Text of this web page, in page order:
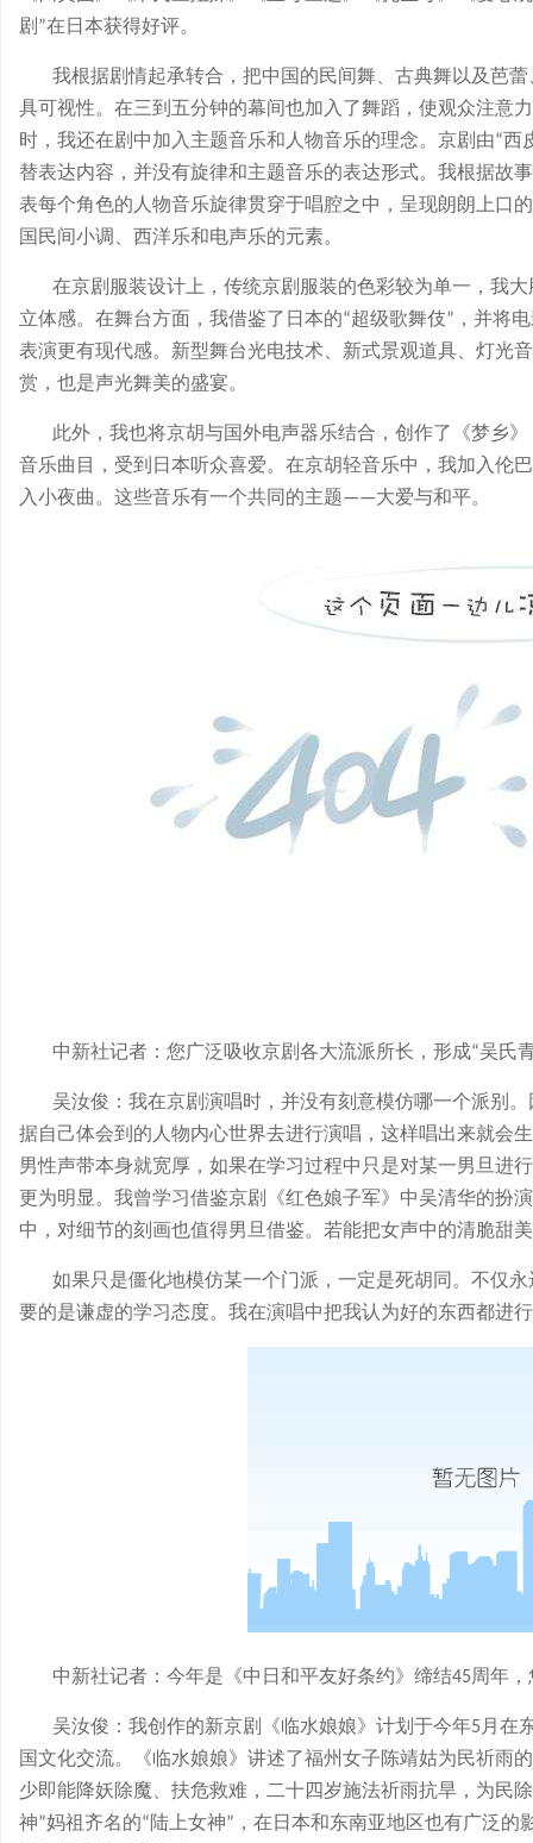
剧 ”在日本获得好评。
我根据剧情起承转合，把中国的民间舞、古典舞以及芭
具可视性。在三到五分钟的幕间也加入了舞蹈，使观众注意
时，我还在剧中加入主题音乐和人物音乐的理念。京剧由“西
替表达内容，并没有旋律和主题音乐的表达形式。我根据故
表每个角色的人物音乐旋律贯穿于唱腔之中，呈现朗朗上口
国民间小调、西洋乐和电声乐的元素。
在京剧服装设计上，传统京剧服装的色彩较为单一，我
立体感。在舞台方面，我借鉴了日本的“超级歌舞伎” ，并将
表演更有现代感。新型舞台光电技术、新式景观道具、灯光
赏，也是声光舞美的盛宴。
此外，我也将京胡与国外电声器乐结合，创作了《梦乡
音乐曲目，受到日本听众喜爱。在京胡轻音乐中，我加入伦
入小夜曲。这些音乐有一个共同的主题——大爱与和平。
中新社记者：您广泛吸收京剧各大流派所长，形成“吴氏
吴汝俊：我在京剧演唱时，并没有刻意模仿哪一个派别
据自己体会到的人物内心世界去进行演唱，这样唱出来就会
男性声带本身就宽厚，如果在学习过程中只是对某一男旦进
更为明显。我曾学习借鉴京剧《红色娘子军》中吴清华的扮
中，对细节的刻画也值得男旦借鉴。若能把女声中的清脆甜
如果只是僵化地模仿某一个门派，一定是死胡同。不仅
要的是谦虚的学习态度。我在演唱中把我认为好的东西都进
中新社记者：今年是《中日和平友好条约》缔结45周年
吴汝俊：我创作的新京剧《临水娘娘》计划于今年5 月在
国文化交流。《临水娘娘》讲述了福州女子陈靖姑为民祈雨
少即能降妖除魔、扶危救难，二十四岁施法祈雨抗旱，为民
神”妈祖齐名的“陆上女神” ，在日本和东南亚地区也有广泛